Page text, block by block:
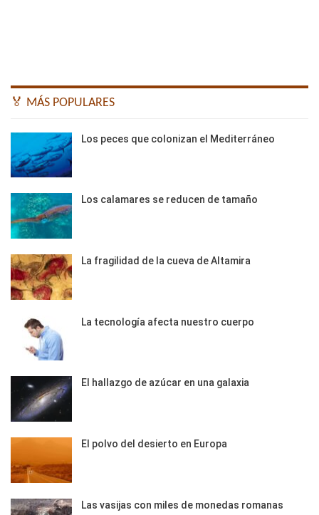
🏅 MÁS POPULARES
Los peces que colonizan el Mediterráneo
Los calamares se reducen de tamaño
La fragilidad de la cueva de Altamira
La tecnología afecta nuestro cuerpo
El hallazgo de azúcar en una galaxia
El polvo del desierto en Europa
Las vasijas con miles de monedas romanas